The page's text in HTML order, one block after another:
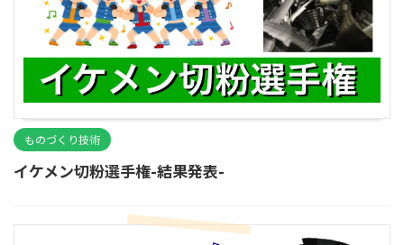
ものづくり技術
イケメン切粉選手権-結果発表-